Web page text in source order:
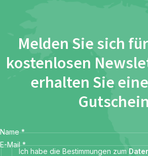
Melden Sie sich
kostenlosen
erhalten Sie
Gutschein
Name *
E-Mail *
Ich habe die Bestimmungen zum